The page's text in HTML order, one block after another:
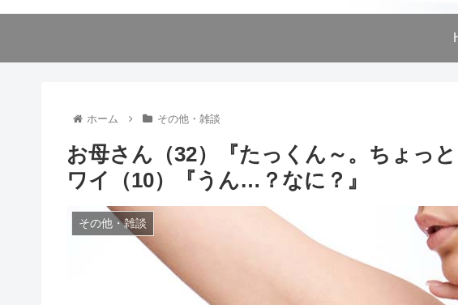
ホーム その他・雑談
お母さん（32）『たっくん～。ちょっ
ワイ（10）『うん…？なに？』
その他・雑談